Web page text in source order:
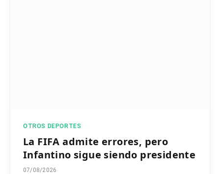
OTROS DEPORTES
La FIFA admite errores, pero
Infantino sigue siendo presidente
07/08/2026